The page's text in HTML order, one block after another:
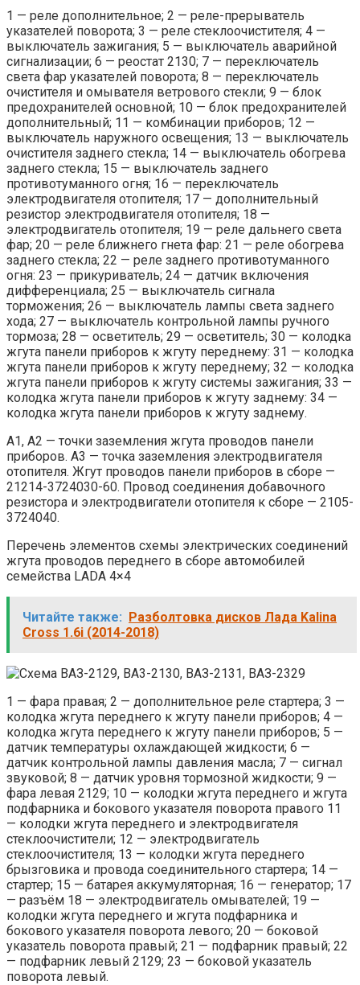
1 — реле дополнительное; 2 — реле-прерыватель
указателей поворота; 3 — реле стеклоочистителя; 4 —
выключатель зажигания; 5 — выключатель аварийной
сигнализации; 6 — реостат 2130; 7 — переключатель
света фар указателей поворота; 8 — переключатель
очистителя и омывателя ветрового стекли; 9 — блок
предохранителей основной; 10 — блок предохранителей
дополнительный; 11 — комбинации приборов; 12 —
выключатель наружного освещения; 13 — выключатель
очистителя заднего стекла; 14 — выключатель обогрева
заднего стекла; 15 — выключатель заднего
противотуманного огня; 16 — переключатель
электродвигателя отопителя; 17 — дополнительный
резистор электродвигателя отопителя; 18 —
электродвигатель отопителя; 19 — реле дальнего света
фар; 20 — реле ближнего гнета фар: 21 — реле обогрева
заднего стекла; 22 — реле заднего противотуманного
огня: 23 — прикуриватель; 24 — датчик включения
дифференциала; 25 — выключатель сигнала
торможения; 26 — выключатель лампы света заднего
хода; 27 — выключатель контрольной лампы ручного
тормоза; 28 — осветитель; 29 — осветитель; 30 — колодка
жгута панели приборов к жгуту переднему: 31 — колодка
жгута панели приборов к жгуту переднему; 32 — колодка
жгута панели приборов к жгуту системы зажигания; 33 —
колодка жгута панели приборов к жгуту заднему: 34 —
колодка жгута панели приборов к жгуту заднему.
А1, А2 — точки заземления жгута проводов панели
приборов. A3 — точка заземления электродвигателя
отопителя. Жгут проводов панели приборов в сборе —
21214-3724030-60. Провод соединения добавочного
резистора и электродвигатели отопителя к сборе — 2105-
3724040.
Перечень элементов схемы электрических соединений
жгута проводов переднего в сборе автомобилей
семейства LADA 4×4
Читайте также: Разболтовка дисков Лада Kalina
Cross 1.6i (2014-2018)
1 — фара правая; 2 — дополнительное реле стартера; 3 —
колодка жгута переднего к жгуту панели приборов; 4 —
колодка жгута переднего к жгуту панели приборов; 5 —
датчик температуры охлаждающей жидкости; 6 —
датчик контрольной лампы давления масла; 7 — сигнал
звуковой; 8 — датчик уровня тормозной жидкости; 9 —
фара левая 2129; 10 — колодки жгута переднего и жгута
подфарника и бокового указателя поворота правого 11
— колодки жгута переднего и электродвигателя
стеклоочистители; 12 — электродвигатель
стеклоочистителя; 13 — колодки жгута переднего
брызговика и провода соединительного стартера; 14 —
стартер; 15 — батарея аккумуляторная; 16 — генератор; 17
— разъём 18 — электродвигатель омывателей; 19 —
колодки жгута переднего и жгута подфарника и
бокового указателя поворота левого; 20 — боковой
указатель поворота правый; 21 — подфарник правый; 22
— подфарник левый 2129; 23 — боковой указатель
поворота левый.